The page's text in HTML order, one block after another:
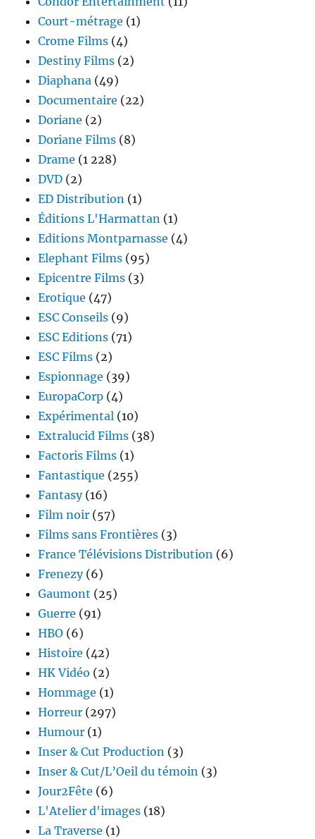
Court-métrage (1)
Crome Films (4)
Destiny Films (2)
Diaphana (49)
Documentaire (22)
Doriane (2)
Doriane Films (8)
Drame (1 228)
DVD (2)
ED Distribution (1)
Éditions L'Harmattan (1)
Editions Montparnasse (4)
Elephant Films (95)
Epicentre Films (3)
Erotique (47)
ESC Conseils (9)
ESC Editions (71)
ESC Films (2)
Espionnage (39)
EuropaCorp (4)
Expérimental (10)
Extralucid Films (38)
Factoris Films (1)
Fantastique (255)
Fantasy(16)
Film noir (57)
Films sans Frontières (3)
France Télévisions Distribution (6)
Frenezy(6)
Gaumont (25)
Guerre (91)
HBO (6)
Histoire (42)
HK Vidéo (2)
Hommage (1)
Horreur (297)
Humour (1)
Inser & Cut Production (3)
Inser & Cut/L’Oeil du témoin (3)
Jour2Fête (6)
L'Atelier d'images (18)
La Traverse (1)